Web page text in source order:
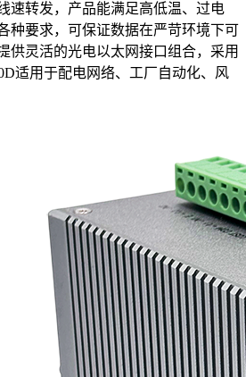
速转发，产品能满足高低温、过电
种要求，可保证数据在严苛环境下可
供灵活的光电以太网接口组合，采用
适用于配电网络、工厂自动化、风